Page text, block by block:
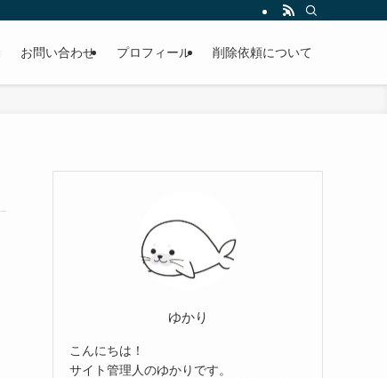
お問い合わせ プロフィール 削除依頼について
ゆかり
こんにちは！
サイト管理人のゆかりです。